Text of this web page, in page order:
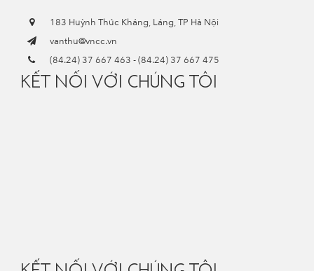
183 Huỳnh Thúc Kháng, Láng, TP Hà Nội
vanthu@vncc.vn
(84.24) 37 667 463 -(84.24) 37 667 475
KẾT NỐI VỚI CHÚNG TÔI